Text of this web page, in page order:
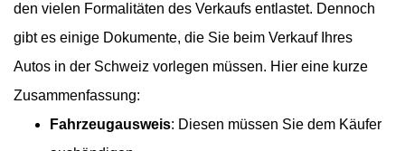
den vielen Formalitäten des Verkaufs entlastet. Dennoch
gibt es einige Dokumente, die Sie beim Verkauf Ihres
Autos in der Schweiz vorlegen müssen. Hier eine kurze
Zusammenfassung:
Fahrzeugausweis: Diesen müssen Sie dem Käufer